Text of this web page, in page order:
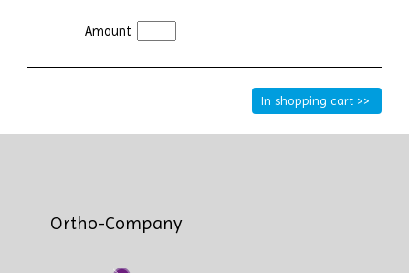
Amount
Ortho-Company